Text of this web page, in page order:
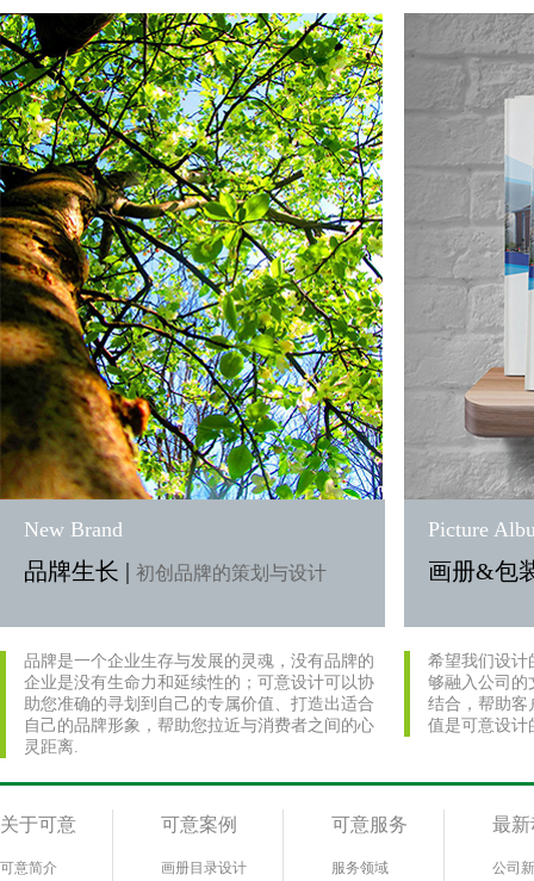
平
New Brand
品牌生长 | 初创品牌的策划与设计
品牌是一个企业生存与发展的灵魂，没有品牌的
企业是没有生命力和延续性的；可意设计可以协
助您准确的寻划到自己的专属价值、打造出适合
自己的品牌形象，帮助您拉近与消费者之间的心
灵距离.
Picture
画册&包
希望我们设计
够融入公司的
结合，帮助客
值是可意设计
关于可意
可意简介
可意案例
画册目录设计
可意服务
服务领域
最
公司